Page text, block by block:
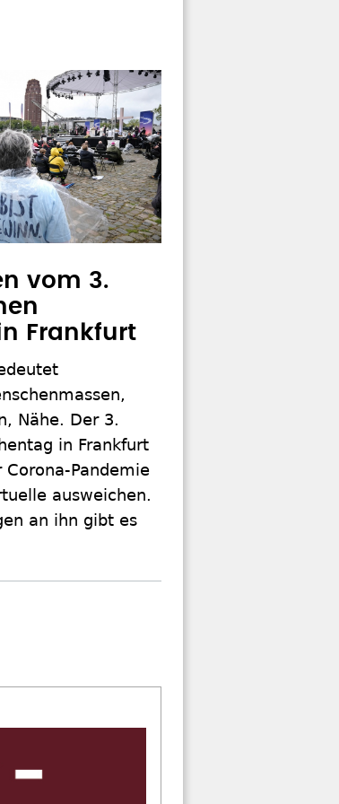
vom 3.
Frankfurt
Nähe. Der 3.
in Frankfurt
Pandemie
ausweichen.
an ihn gibt es